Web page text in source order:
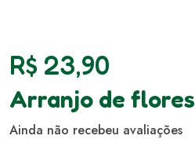
R$ 23,90
Arranjo de flores
Ainda não recebeu avaliações